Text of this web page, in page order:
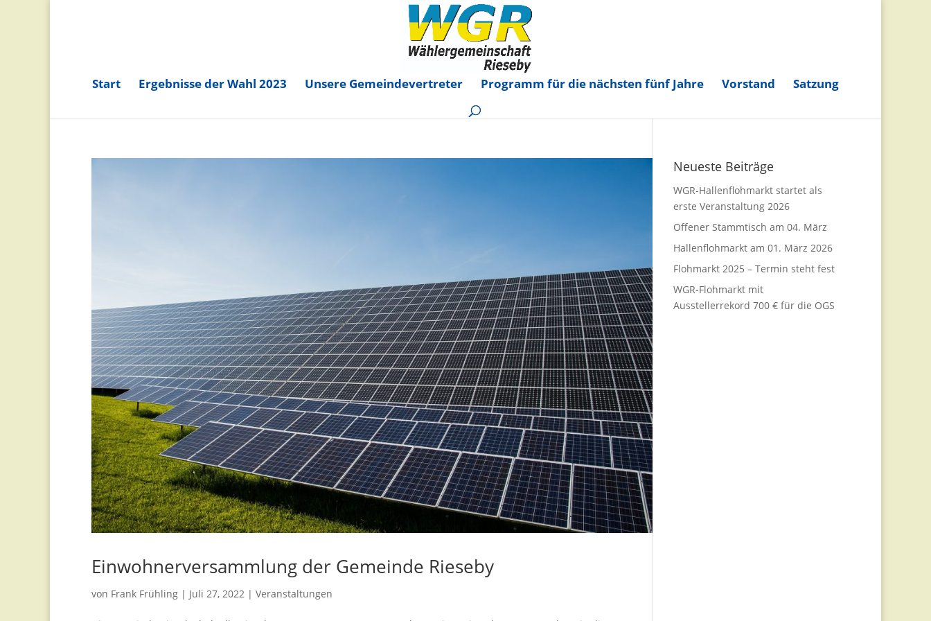
Start Ergebnisse der Wahl 2023 Unsere Gemeindevertreter Programm für die nächsten fünf Jahre Vorstand Satzung
Einwohnerversammlung der Gemeinde Rieseby
von Frank Frühling | Juli 27, 2022 | Veranstaltungen
Neueste Beiträge
WGR-Hallenflohmarkt startet als
erste Veranstaltung 2026
Offener Stammtisch am 04. März
Hallenflohmarkt am 01. März 2026
Flohmarkt 2025 – Termin steht fest
WGR-Flohmarkt mit
Ausstellerrekord 700 € für die OGS